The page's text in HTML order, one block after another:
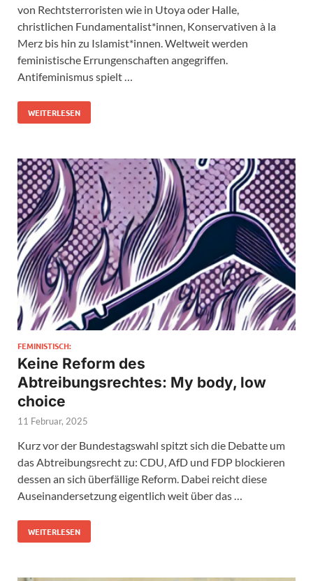
von Rechtsterroristen wie in Utoya oder Halle,
christlichen Fundamentalist*innen, Konservativen à la
Merz bis hin zu Islamist*innen. Weltweit werden
feministische Errungenschaften angegriffen.
Antifeminismus spielt …
WEITERLESEN
FEMINISTISCH:
Keine Reform des
Abtreibungsrechtes: My body, low
choice
11 Februar, 2025
Kurz vor der Bundestagswahl spitzt sich die Debatte um
das Abtreibungsrecht zu: CDU, AfD und FDP blockieren
dessen an sich überfällige Reform. Dabei reicht diese
Auseinandersetzung eigentlich weit über das …
WEITERLESEN